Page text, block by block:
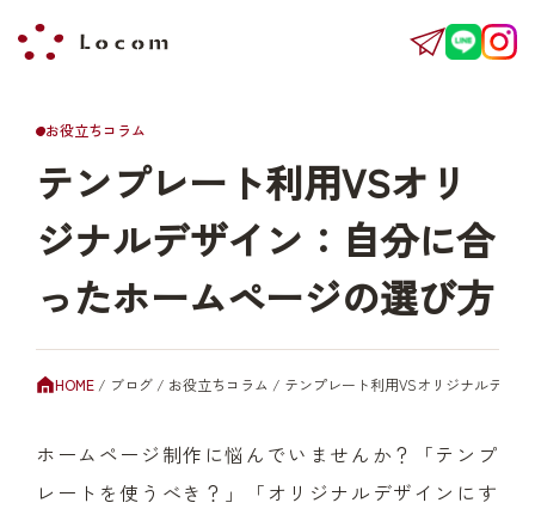
お役立ちコラム
テンプレート利用VSオリ
ジナルデザイン：自分に合
ったホームページの選び方
HOME / ブログ / お役立ちコラム / テンプレート利用VSオリジナルデザ
ホームページ制作に悩んでいませんか？「テンプ
レートを使うべき？」「オリジナルデザインにす